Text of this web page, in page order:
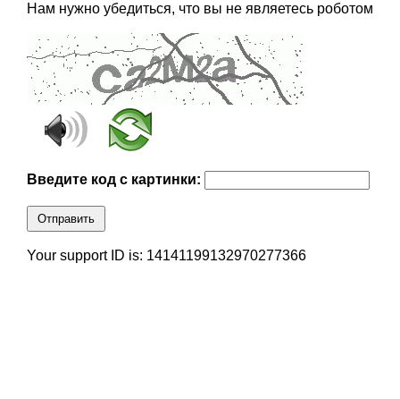
Нам нужно убедиться, что вы не являетесь роботом
Введите код с картинки:
Отправить
Your support ID is: 14141199132970277366